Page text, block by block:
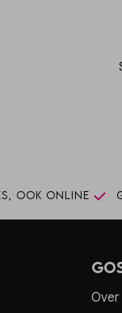
ook online
Over